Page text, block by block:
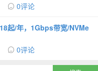
0评论
起/年，1Gbps带宽/NVMe
0评论